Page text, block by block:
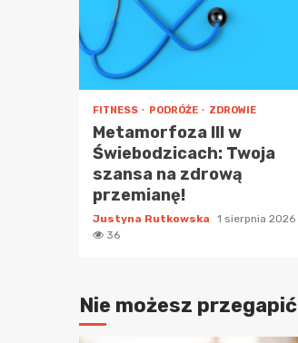
FITNESS PODRÓŻE ZDROWIE
Metamorfoza III w
Świebodzicach: Twoja
szansa na zdrową
przemianę!
Justyna Rutkowska
1 sierpnia 2026
36
Nie możesz przegapić